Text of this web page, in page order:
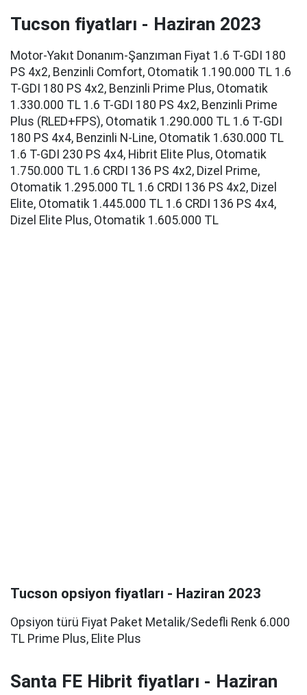
Tucson fiyatları - Haziran 2023
Motor-Yakıt Donanım-Şanzıman Fiyat 1.6 T-GDI 180
PS 4x2, Benzinli Comfort, Otomatik 1.190.000 TL 1.6
T-GDI 180 PS 4x2, Benzinli Prime Plus, Otomatik
1.330.000 TL 1.6 T-GDI 180 PS 4x2, Benzinli Prime
Plus (RLED+FPS), Otomatik 1.290.000 TL 1.6 T-GDI
180 PS 4x4, Benzinli N-Line, Otomatik 1.630.000 TL
1.6 T-GDI 230 PS 4x4, Hibrit Elite Plus, Otomatik
1.750.000 TL 1.6 CRDI 136 PS 4x2, Dizel Prime,
Otomatik 1.295.000 TL 1.6 CRDI 136 PS 4x2, Dizel
Elite, Otomatik 1.445.000 TL 1.6 CRDI 136 PS 4x4,
Dizel Elite Plus, Otomatik 1.605.000 TL
Tucson opsiyon fiyatları - Haziran 2023
Opsiyon türü Fiyat Paket Metalik/Sedefli Renk 6.000
TL Prime Plus, Elite Plus
Santa FE Hibrit fiyatları - Haziran